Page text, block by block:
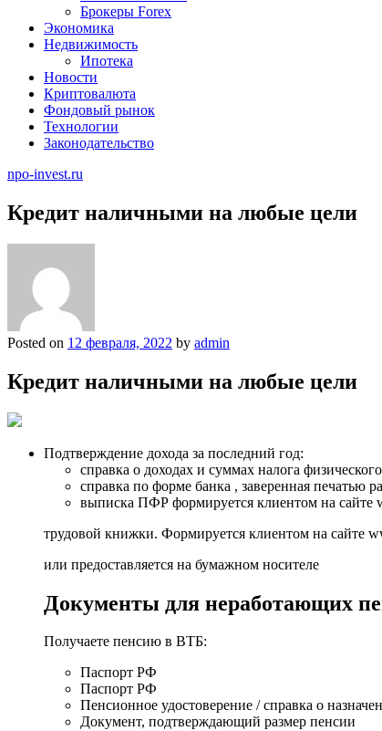
Брокеры Forex
Экономика
Недвижимость
Ипотека
Новости
Криптовалюта
Фондовый рынок
Технологии
Законодательство
npo-invest.ru
Кредит наличными на любые цели
Posted on 12 февраля, 2022 by admin
Кредит наличными на любые цели
Подтверждение дохода за последний год:
справка о доходах и суммах налога
справка по форме банка , заверенная печатью
выписка ПФР формируется клиентом на сайте
трудовой книжки. Формируется клиентом на сайте
или предоставляется на бумажном носителе
Документы для неработающих
Получаете пенсию в ВТБ:
Паспорт РФ
Паспорт РФ
Пенсионное удостоверение / справка о
Документ, подтверждающий размер пенсии